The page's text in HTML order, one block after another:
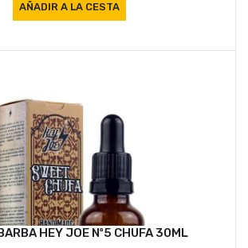
HEY JOE Nº5 CHUFA 30ML